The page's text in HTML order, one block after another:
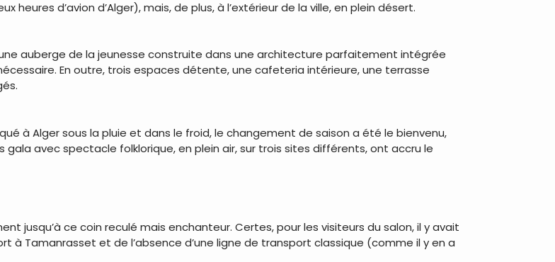
heures d’avion d’Alger), mais, de plus, à l’extérieur de la ville, en plein désert.
auberge de la jeunesse construite dans une architecture parfaitement intégrée
En outre, trois espaces détente, une cafeteria intérieure, une terrasse
à Alger sous la pluie et dans le froid, le changement de saison a été le bienvenu,
gala avec spectacle folklorique, en plein air, sur trois sites différents, ont accru le
jusqu’à ce coin reculé mais enchanteur. Certes, pour les visiteurs du salon, il y avait
à Tamanrasset et de l’absence d’une ligne de transport classique (comme il y en a